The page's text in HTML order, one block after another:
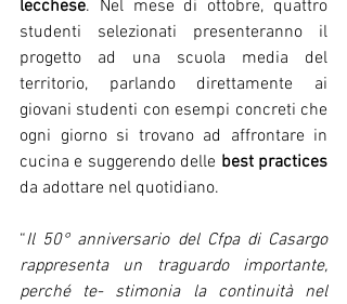
lecchese. Nel mese di ottobre, quattro
studenti selezionati presenteranno il
progetto ad una scuola media del
territorio, parlando direttamente ai
giovani studenti con esempi concreti che
ogni giorno si trovano ad affrontare in
cucina e suggerendo delle
da adottare nel quotidiano.
“Il 50° anniversario del Cfpa di Casargo
rappresenta un traguardo importante,
perché te- stimonia la continuità nel